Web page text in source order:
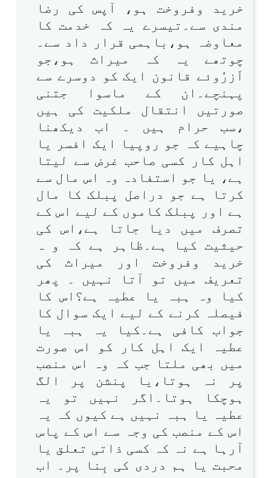
خرید وفروخت ہو، آپس کی رضا
مندی سے۔تیسرے یہ کہ خدمت کا
معاوضہ ہو،باہمی قرار داد سے۔
چوتھے یہ کہ میراث ہو،جو
اَزرُوئے قانون ایک کو دوسرے سے
پہنچے۔ان کے ماسوا جتنی
صورتیں انتقال ملکیت کی ہیں
،سب حرام ہیں ۔ اب دیکھنا
چاہیے کہ جو روپیا ایک افسر یا
اہل کار کسی صاحب غرض سے لیتا
ہے، یا جو استفادہ وہ اس مال سے
کرتا ہے جو دراصل پبلک کا مال
ہے اور پبلک کاموں کے لیے اس کے
تصرف میں دیا جاتا ہے،اس کی
حیثیت کیا ہے۔ظاہر ہے کہ و ہ
خرید وفروخت اور میراث کی
تعریف میں تو آتا نہیں ۔ پھر
کیا وہ ہبہ یا عطیہ ہے؟اس کا
فیصلہ کرنے کے لیے ایک سوال کا
جواب کافی ہے۔کیا یہ ہبہ یا
عطیہ ایک اہل کار کو اس صورت
میں بھی ملتا جب کہ وہ اس منصب
پر نہ ہوتا،یا پنشن پر الگ
ہوچکا ہوتا۔اگر نہیں تو یہ
عطیہ یا ہبہ نہیں ہے کیوں کہ یہ
اس کے منصب کی وجہ سے اس کے پاس
آرہا ہے نہ کہ کسی ذاتی تعلق یا
محبت یا ہم دردی کی بِنا پر۔ اب